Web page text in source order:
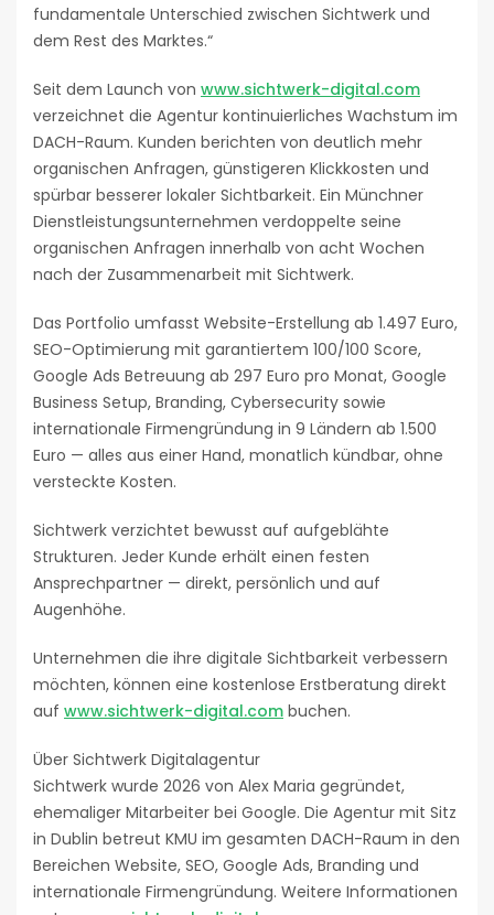
fundamentale Unterschied zwischen Sichtwerk und
dem Rest des Marktes.“
Seit dem Launch von www.sichtwerk-digital.com
verzeichnet die Agentur kontinuierliches Wachstum im
DACH-Raum. Kunden berichten von deutlich mehr
organischen Anfragen, günstigeren Klickkosten und
spürbar besserer lokaler Sichtbarkeit. Ein Münchner
Dienstleistungsunternehmen verdoppelte seine
organischen Anfragen innerhalb von acht Wochen
nach der Zusammenarbeit mit Sichtwerk.
Das Portfolio umfasst Website-Erstellung ab 1.497 Euro,
SEO-Optimierung mit garantiertem 100/100 Score,
Google Ads Betreuung ab 297 Euro pro Monat, Google
Business Setup, Branding, Cybersecurity sowie
internationale Firmengründung in 9 Ländern ab 1.500
Euro — alles aus einer Hand, monatlich kündbar, ohne
versteckte Kosten.
Sichtwerk verzichtet bewusst auf aufgeblähte
Strukturen. Jeder Kunde erhält einen festen
Ansprechpartner — direkt, persönlich und auf
Augenhöhe.
Unternehmen die ihre digitale Sichtbarkeit verbessern
möchten, können eine kostenlose Erstberatung direkt
auf www.sichtwerk-digital.com buchen.
Über Sichtwerk Digitalagentur
Sichtwerk wurde 2026 von Alex Maria gegründet,
ehemaliger Mitarbeiter bei Google. Die Agentur mit Sitz
in Dublin betreut KMU im gesamten DACH-Raum in den
Bereichen Website, SEO, Google Ads, Branding und
internationale Firmengründung. Weitere Informationen